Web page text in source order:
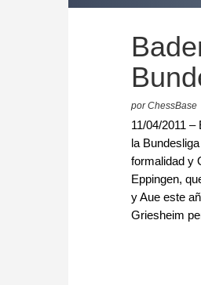
por ChessBase
11/04/2011
la
formalidad y
Eppingen,
y Aue este
Griesheim